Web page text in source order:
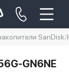
SanDisk
GN6NE